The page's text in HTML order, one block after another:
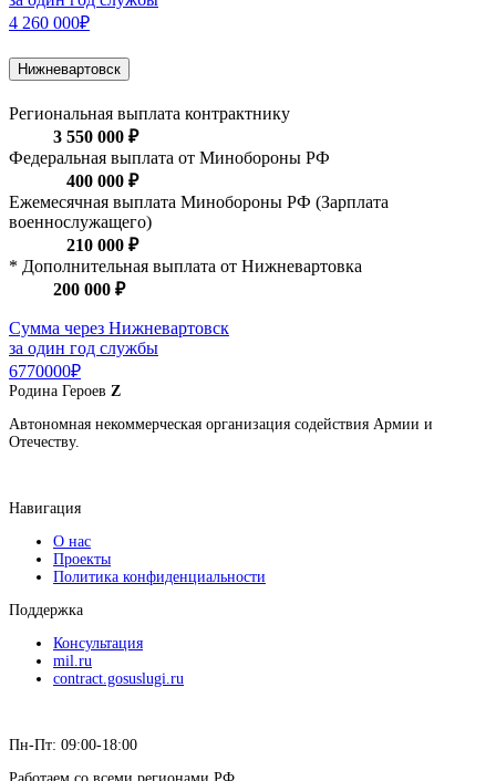
4 260 000₽
Нижневартовск
Региональная выплата контрактнику
3 550 000 ₽
Федеральная выплата от Минобороны РФ
400 000 ₽
Ежемесячная выплата Минобороны РФ (Зарплата
военнослужащего)
210 000 ₽
* Дополнительная выплата от Нижневартовка
200 000 ₽
Сумма через Нижневартовск
за один год службы
6770000₽
Родина Героев Z
Автономная некоммерческая организация содействия Армии и
Отечеству.
Навигация
О нас
Проекты
Политика конфиденциальности
Поддержка
Консультация
mil.ru
contract.gosuslugi.ru
Пн-Пт: 09:00-18:00